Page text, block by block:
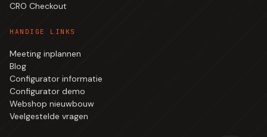
CRO Checkout
HANDIGE LINKS
Meeting inplannen
Blog
Configurator informatie
Configurator demo
Webshop nieuwbouw
Veelgestelde vragen